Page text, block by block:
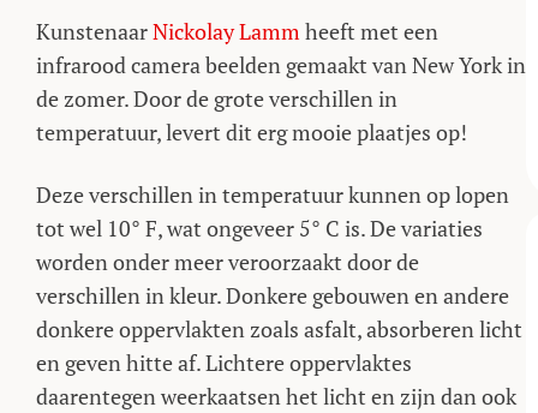
KunstenaarNickolay Lammheeft met een
infrarood camera beelden gemaakt van New York in
de zomer. Door de grote verschillen in
temperatuur, levert dit erg mooie plaatjes op!
Deze verschillen in temperatuur kunnen op lopen
tot wel 10° F, wat ongeveer 5° C is. De variaties
worden onder meer veroorzaakt door de
verschillen in kleur. Donkere gebouwen en andere
donkere oppervlakten zoals asfalt, absorberen licht
en geven hitte af. Lichtere oppervlaktes
daarentegen weerkaatsen het licht en zijn dan ook